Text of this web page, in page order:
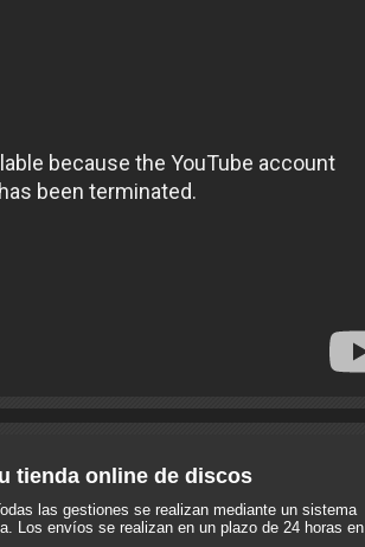
tienda online de discos
las gestiones se realizan mediante un sistema
Los envíos se realizan en un plazo de 24 horas en